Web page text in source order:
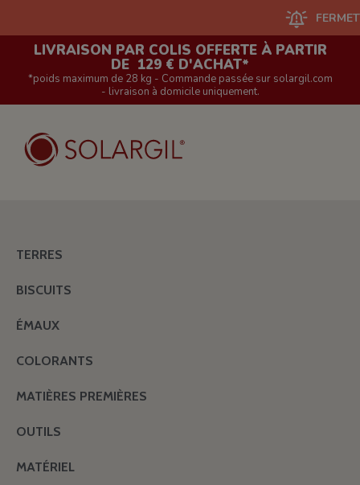
FERMETURE
LIVRAISON PAR COLIS OFFERTE À PARTIR
DE 129 € D'ACHAT*
*poids maximum de 28 kg - Commande passée sur solargil.com
- livraison à domicile uniquement.
TERRES
BISCUITS
ÉMAUX
COLORANTS
MATIÈRES PREMIÈRES
OUTILS
MATÉRIEL